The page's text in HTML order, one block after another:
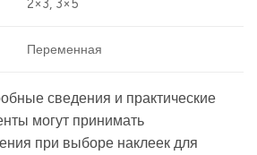
2×3, 3×5
Переменная
сведения и практические
могут принимать
при выборе наклеек для